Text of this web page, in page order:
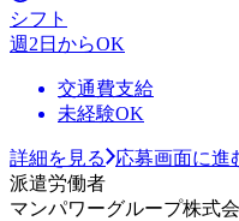
シフト
週2日からOK
交通費支給
未経験OK
詳細を見る
応募画面に進
派遣労働者
マンパワーグループ株式